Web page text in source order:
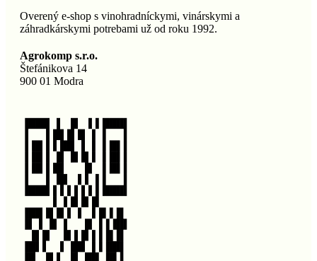
Overený e-shop s vinohradníckymi, vinárskymi a
záhradkárskymi potrebami už od roku 1992.
Agrokomp s.r.o.
Štefánikova 14
900 01 Modra